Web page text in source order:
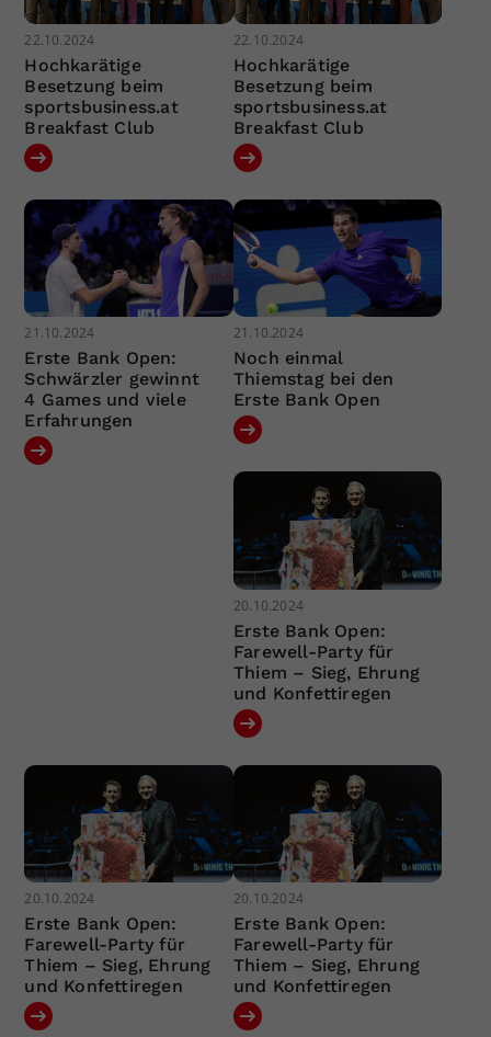
22.10.2024
Hochkarätige
Besetzung beim
sportsbusiness.at
Breakfast Club
22.10.2024
Hochkarätige
Besetzung beim
sportsbusiness.at
Breakfast Club
21.10.2024
Erste Bank Open:
Schwärzler gewinnt
4 Games und viele
Erfahrungen
21.10.2024
Noch einmal
Thiemstag bei den
Erste Bank Open
20.10.2024
Erste Bank Open:
Farewell-Party für
Thiem – Sieg, Ehrung
und Konfettiregen
20.10.2024
Erste Bank Open:
Farewell-Party für
Thiem – Sieg, Ehrung
und Konfettiregen
20.10.2024
Erste Bank Open:
Farewell-Party für
Thiem – Sieg, Ehrung
und Konfettiregen